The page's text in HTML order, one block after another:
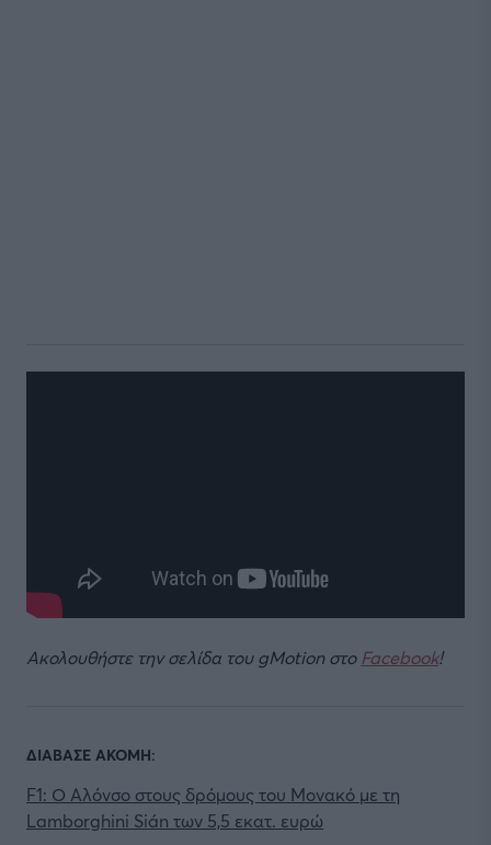
Ακολουθήστε την σελίδα του gMotion στο Facebook!
ΔΙΑΒΑΣΕ ΑΚΟΜΗ:
F1: Ο Αλόνσο στους δρόμους του Μονακό με τη
Lamborghini Sián των 5,5 εκατ. ευρώ